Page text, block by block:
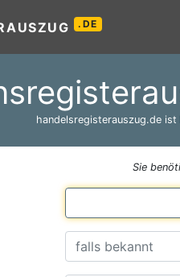
.DE
handelsregisterauszug.de
Sie